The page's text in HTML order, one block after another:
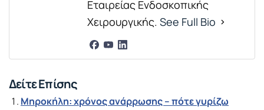
Εταιρείας Ενδοσκοπικής
Χειρουργικής. See Full Bio
Δείτε Επίσης
Μηροκήλη: χρόνος ανάρρωσης – πότε γυρίζω